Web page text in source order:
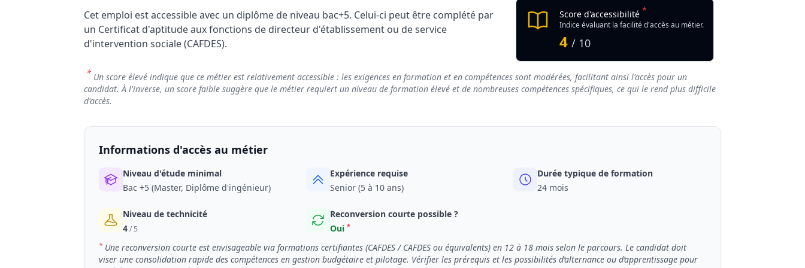
Cet emploi est accessible avec un diplôme de niveau bac+5. Celui-ci peut être complété par
un Certificat d'aptitude aux fonctions de directeur d'établissement ou de service
d'intervention sociale (CAFDES).
Score d'accessibilité *
Indice évaluant la facilité d'accès au métier.
4/ 10
* Un score élevé indique que ce métier est relativement accessible : les exigences en formation et en compétences sont modérées, facilitant ainsi l'accès pour un
candidat. À l'inverse, un score faible suggère que le métier requiert un niveau de formation élevé et de nombreuses compétences spécifiques, ce qui le rend plus difficile
d'accès.
Informations d'accès au métier
Niveau d'étude minimal
Bac +5 (Master, Diplôme d'ingénieur)
Expérience requise
Senior (5 à 10 ans)
Durée typique de formation
24 mois
Niveau de technicité
4/ 5
Reconversion courte possible ?
Oui *
* Une reconversion courte est envisageable via formations certifiantes (CAFDES / CAFDES ou équivalents) en 12 à 18 mois selon le parcours. Le candidat doit
viser une consolidation rapide des compétences en gestion budgétaire et pilotage. Vérifier les prérequis et les possibilités d’alternance ou d’apprentissage pour